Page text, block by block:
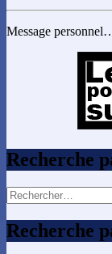
Message
Recherche
Rechercher :
Recherche